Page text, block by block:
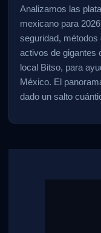
Analizamos las
mexicano para
seguridad,
activos de gigantes
local Bitso, para
México. El
dado un salto